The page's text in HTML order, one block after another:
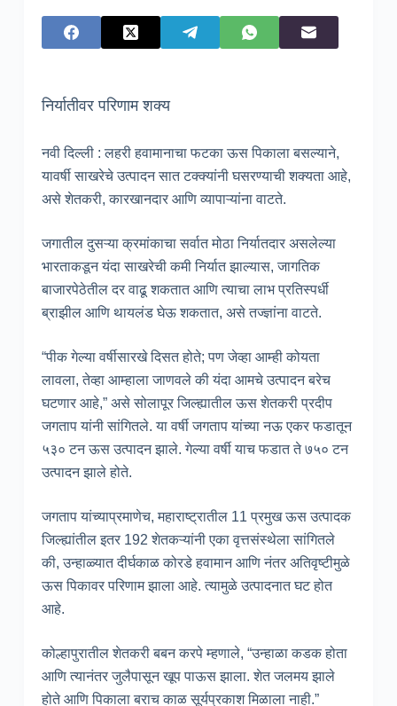
निर्यातीवर परिणाम शक्य
नवी दिल्ली : लहरी हवामानाचा फटका ऊस पिकाला बसल्याने,
यावर्षी साखरेचे उत्पादन सात टक्क्यांनी घसरण्याची शक्यता आहे,
असे शेतकरी, कारखानदार आणि व्यापाऱ्यांना वाटते.
जगातील दुसऱ्या क्रमांकाचा सर्वात मोठा निर्यातदार असलेल्या
भारताकडून यंदा साखरेची कमी निर्यात झाल्यास, जागतिक
बाजारपेठेतील दर वाढू शकतात आणि त्याचा लाभ प्रतिस्पर्धी
ब्राझील आणि थायलंड घेऊ शकतात, असे तज्ज्ञांना वाटते.
“पीक गेल्या वर्षीसारखे दिसत होते; पण जेव्हा आम्ही कोयता
लावला, तेव्हा आम्हाला जाणवले की यंदा आमचे उत्पादन बरेच
घटणार आहे,” असे सोलापूर जिल्ह्यातील ऊस शेतकरी प्रदीप
जगताप यांनी सांगितले. या वर्षी जगताप यांच्या नऊ एकर फडातून
५३० टन ऊस उत्पादन झाले. गेल्या वर्षी याच फडात ते ७५० टन
उत्पादन झाले होते.
जगताप यांच्याप्रमाणेच, महाराष्ट्रातील 11 प्रमुख ऊस उत्पादक
जिल्ह्यांतील इतर 192 शेतकऱ्यांनी एका वृत्तसंस्थेला सांगितले
की, उन्हाळ्यात दीर्घकाळ कोरडे हवामान आणि नंतर अतिवृष्टीमुळे
ऊस पिकावर परिणाम झाला आहे. त्यामुळे उत्पादनात घट होत
आहे.
कोल्हापुरातील शेतकरी बबन करपे म्हणाले, “उन्हाळा कडक होता
आणि त्यानंतर जुलैपासून खूप पाऊस झाला. शेत जलमय झाले
होते आणि पिकाला बराच काळ सूर्यप्रकाश मिळाला नाही.”